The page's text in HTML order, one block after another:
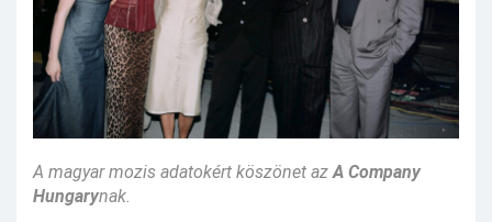
A magyar mozis adatokért köszönet azA Company
Hungarynak.